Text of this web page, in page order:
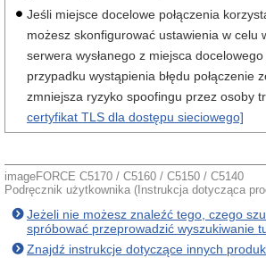
Jeśli miejsce docelowe połączenia
możesz skonfigurować ustawienia w celu
serwera wysłanego z miejsca docelowego
przypadku wystąpienia błędu połączenie
zmniejsza ryzyko spoofingu przez osoby
certyfikat TLS dla dostępu sieciowego]
imageFORCE C5170 / C5160 / C5150 / C5140
Podręcznik użytkownika (Instrukcja dotycząca
Jeżeli nie możesz znaleźć tego, czego
spróbować przeprowadzić wyszukiwanie
Znajdź instrukcje dotyczące innych